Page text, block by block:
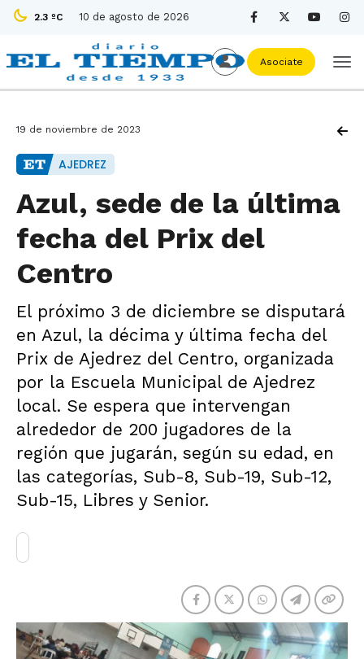
2.3 ºC 10 de agosto de 2026
Asociate
19 de noviembre de 2023
AJEDREZ
Azul, sede de la última
fecha del Prix del
Centro
El próximo 3 de diciembre se disputará
en Azul, la décima y última fecha del
Prix de Ajedrez del Centro, organizada
por la Escuela Municipal de Ajedrez
local. Se espera que intervengan
alrededor de 200 jugadores de la
región que jugarán, según su edad, en
las categorías, Sub-8, Sub-19, Sub-12,
Sub-15, Libres y Senior.